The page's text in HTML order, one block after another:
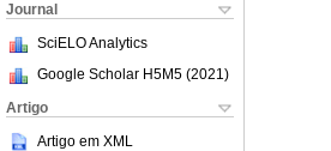
Journal
SciELO Analytics
Google Scholar H5M5 (2021 )
Artigo
Artigo em XML